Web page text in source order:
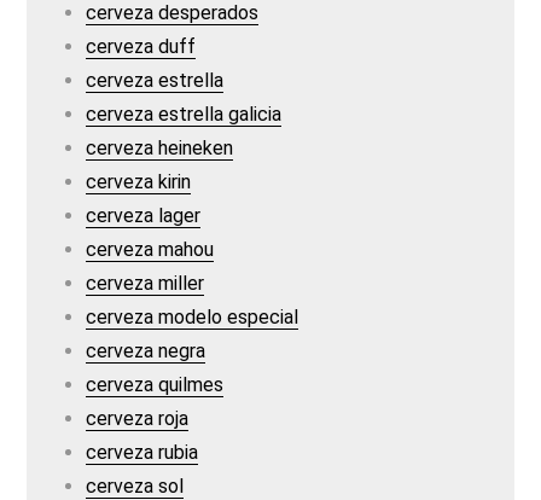
cerveza desperados
cerveza duff
cerveza estrella
cerveza estrella galicia
cerveza heineken
cerveza kirin
cerveza lager
cerveza mahou
cerveza miller
cerveza modelo especial
cerveza negra
cerveza quilmes
cerveza roja
cerveza rubia
cerveza sol